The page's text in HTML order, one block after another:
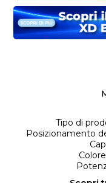
Tipo di
Posizionamento